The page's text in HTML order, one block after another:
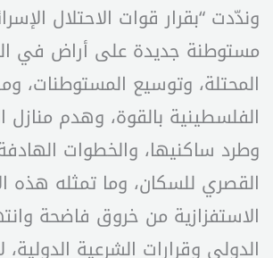
وندّدت “بقرار قوات الاحتلال
مستوطنة جديدة على أراض في
المحتلة، وتوسيع المستوطنات،
الفلسطينية بالقوة، وهدم منازل
وطرد ساكنيها، والخطوات
القصري للسكان، وما تمثله هذه
الاستفزازية من خروق فاضحة
الدولي وقرارات الشرعية الدولية،